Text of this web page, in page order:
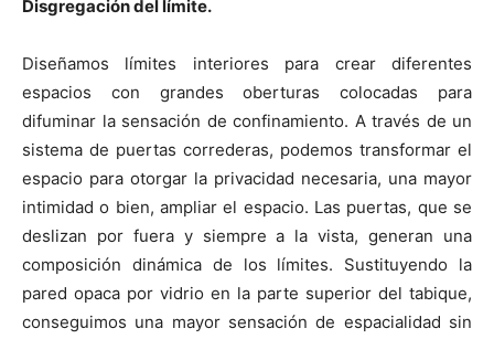
Disgregación del límite.
Diseñamos límites interiores para crear diferentes
espacios con grandes oberturas colocadas para
difuminar la sensación de confinamiento. A través de un
sistema de puertas correderas, podemos transformar el
espacio para otorgar la privacidad necesaria, una mayor
intimidad o bien, ampliar el espacio. Las puertas, que se
deslizan por fuera y siempre a la vista, generan una
composición dinámica de los límites. Sustituyendo la
pared opaca por vidrio en la parte superior del tabique,
conseguimos una mayor sensación de espacialidad sin